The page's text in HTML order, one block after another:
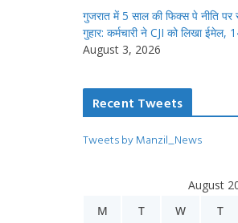
गुजरात में 5 साल की फिक्स पे नीति पर
गुहार: कर्मचारी ने CJI को लिखा ईमेल,
August 3, 2026
Recent Tweets
Tweets by Manzil_News
August
M
T W T